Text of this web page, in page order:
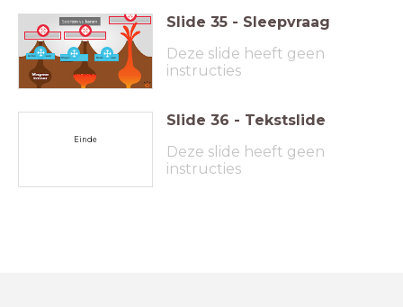
Dode vulkaan
Slapende
vulkaan
Actieve vulkaan
Slide 35 - Sleepvraag
Deze slide heeft geen
instructies
Einde
Slide 36 - Tekstslide
Deze slide heeft geen
instructies